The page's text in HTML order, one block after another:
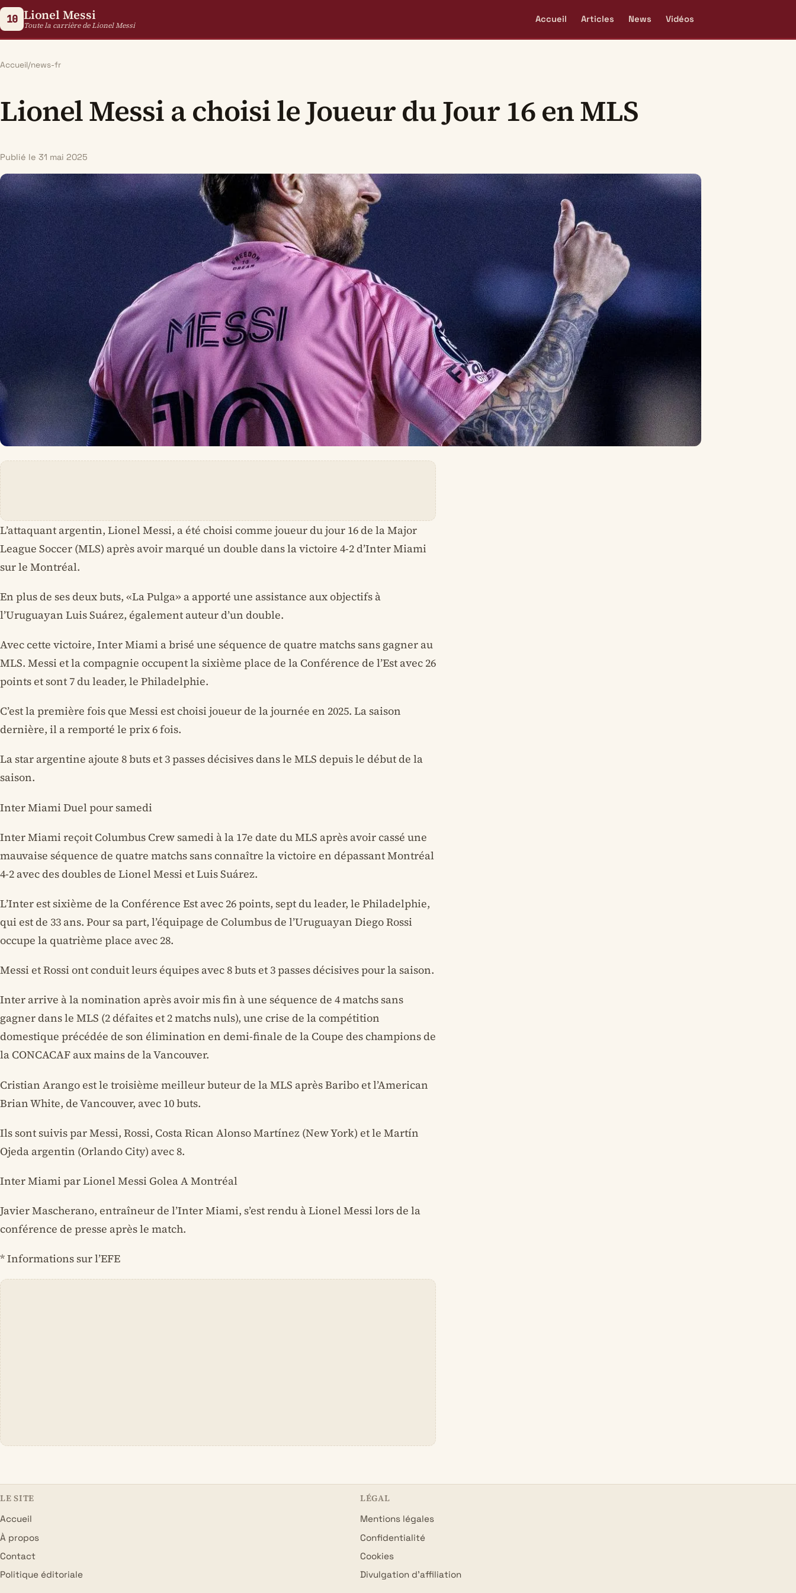
10 Lionel Messi
Toute la carrière de Lionel Messi
Accueil Articles News Vidéos
Accueil/news-fr
Lionel Messi a choisi le Joueur du Jour 16 en MLS
Publié le 31 mai 2025
L’attaquant argentin, Lionel Messi, a été choisi comme joueur du jour 16 de la Major
League Soccer (MLS) après avoir marqué un double dans la victoire 4-2 d’Inter Miami
sur le Montréal.
En plus de ses deux buts, «La Pulga» a apporté une assistance aux objectifs à
l’Uruguayan Luis Suárez, également auteur d’un double.
Avec cette victoire, Inter Miami a brisé une séquence de quatre matchs sans gagner au
MLS. Messi et la compagnie occupent la sixième place de la Conférence de l’Est avec 26
points et sont 7 du leader, le Philadelphie.
C’est la première fois que Messi est choisi joueur de la journée en 2025. La saison
dernière, il a remporté le prix 6 fois.
La star argentine ajoute 8 buts et 3 passes décisives dans le MLS depuis le début de la
saison.
Inter Miami Duel pour samedi
Inter Miami reçoit Columbus Crew samedi à la 17e date du MLS après avoir cassé une
mauvaise séquence de quatre matchs sans connaître la victoire en dépassant Montréal
4-2 avec des doubles de Lionel Messi et Luis Suárez.
L’Inter est sixième de la Conférence Est avec 26 points, sept du leader, le Philadelphie,
qui est de 33 ans. Pour sa part, l’équipage de Columbus de l’Uruguayan Diego Rossi
occupe la quatrième place avec 28.
Messi et Rossi ont conduit leurs équipes avec 8 buts et 3 passes décisives pour la saison.
Inter arrive à la nomination après avoir mis fin à une séquence de 4 matchs sans
gagner dans le MLS (2 défaites et 2 matchs nuls), une crise de la compétition
domestique précédée de son élimination en demi-finale de la Coupe des champions de
la CONCACAF aux mains de la Vancouver.
Cristian Arango est le troisième meilleur buteur de la MLS après Baribo et l’American
Brian White, de Vancouver, avec 10 buts.
Ils sont suivis par Messi, Rossi, Costa Rican Alonso Martínez (New York) et le Martín
Ojeda argentin (Orlando City) avec 8.
Inter Miami par Lionel Messi Golea A Montréal
Javier Mascherano, entraîneur de l’Inter Miami, s’est rendu à Lionel Messi lors de la
conférence de presse après le match.
* Informations sur l’EFE
LE SITE
Accueil
À propos
Contact
Politique éditoriale
LÉGAL
Mentions légales
Confidentialité
Cookies
Divulgation d’affiliation